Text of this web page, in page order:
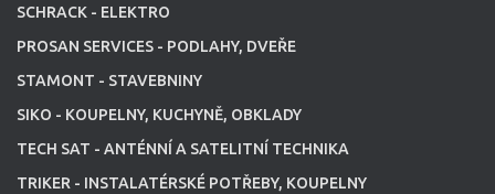
SCHRACK - ELEKTRO
PROSAN SERVICES - PODLAHY, DVEŘE
STAMONT - STAVEBNINY
SIKO - KOUPELNY, KUCHYNĚ, OBKLADY
TECH SAT - ANTÉNNÍ A SATELITNÍ TECHNIKA
TRIKER - INSTALATÉRSKÉ POTŘEBY, KOUPELNY